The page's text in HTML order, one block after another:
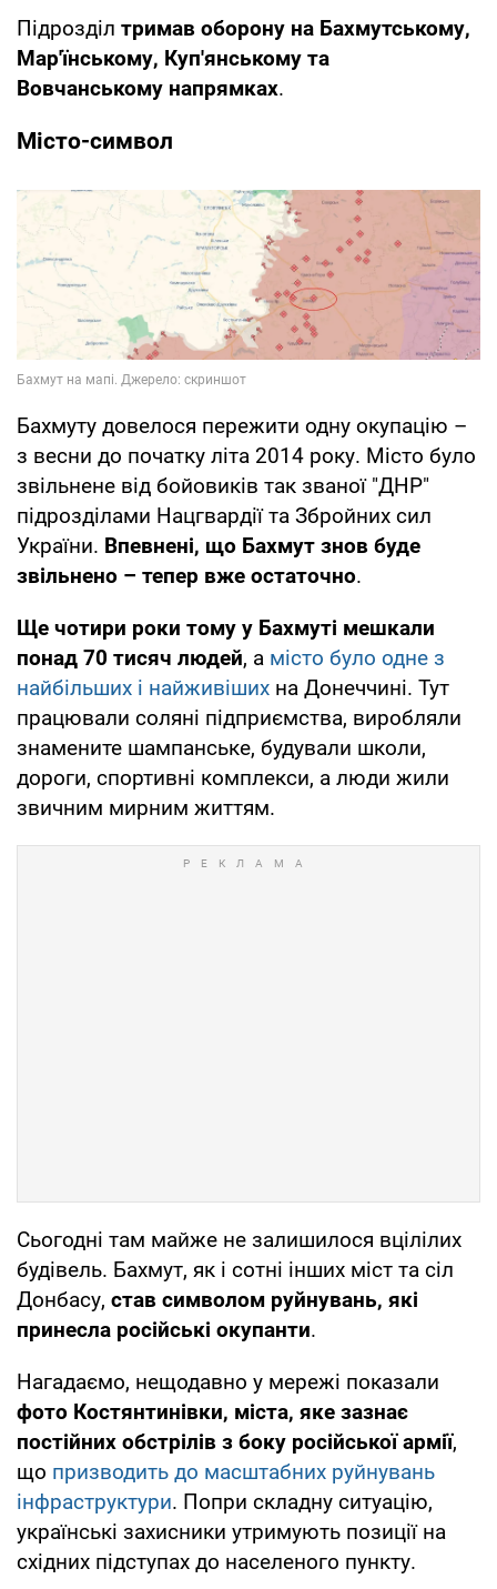
Підрозділ тримав оборону на Бахмутському,
Мар'їнському, Куп'янському та
Вовчанському напрямках.
Місто-символ
Бахмуту довелося пережити одну окупацію –
з весни до початку літа 2014 року. Місто було
звільнене від бойовиків так званої "ДНР"
підрозділами Нацгвардії та Збройних сил
України. Впевнені, що Бахмут знов буде
звільнено – тепер вже остаточно.
Ще чотири роки тому у Бахмуті мешкали
понад 70 тисяч людей, а місто було одне з
найбільших і найживіших на Донеччині. Тут
працювали соляні підприємства, виробляли
знамените шампанське, будували школи,
дороги, спортивні комплекси, а люди жили
звичним мирним життям.
Сьогодні там майже не залишилося вцілілих
будівель. Бахмут, як і сотні інших міст та сіл
Донбасу, став символом руйнувань, які
принесла російські окупанти.
Нагадаємо, нещодавно у мережі показали
фото Костянтинівки, міста, яке зазнає
постійних обстрілів з боку російської армії,
що призводить до масштабних руйнувань
інфраструктури. Попри складну ситуацію,
українські захисники утримують позиції на
східних підступах до населеного пункту.